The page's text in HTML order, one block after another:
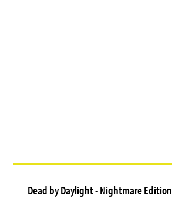
Dead by Daylight - Nightmare Edition